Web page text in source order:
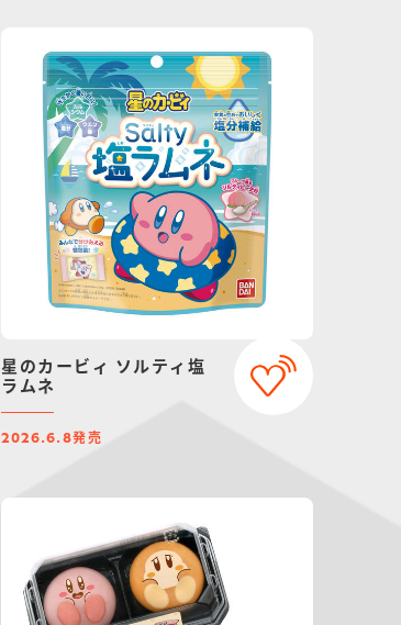
星のカービィ ソルティ塩
ラムネ
2026.6.8発売